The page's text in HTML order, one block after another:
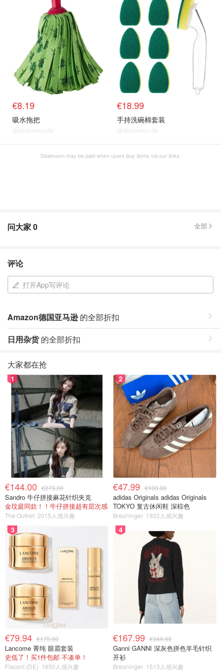
€8.19
吸水拖把
@dealmoon.de
€18.99
手持洗碗棉套装
@dealmoon.de
Dealmoon may be paid when users buy items via our links.
问大家0 全部
评论
打开App写评论
Amazon德国亚马逊的全部折扣
日用杂货的全部折扣
大家都在抢
1
€144.00 €275.00
Sandro 牛仔拼接麻花针织夹克
金玟庭同款！！牛仔拼接超有层次感
The Outnet 2015人感兴趣
2
€47.99 €100.00
adidas Originals adidas Originals
TOKYO 复古休闲鞋 深棕色
Breuninger 1922人感兴趣
3
€79.94 €175.00
Lancome 菁纯 眼霜套装
史低了！买1件包邮 不凑单！
Flaconi (DE) 1650人感兴趣
4
€167.99 €349.99
Ganni GANNI 深灰色拼色羊毛针织
开衫
Breuninger 1513人感兴趣